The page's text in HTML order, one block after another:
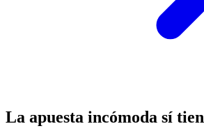
La apuesta incómoda sí